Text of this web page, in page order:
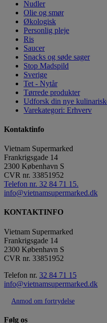
Nudler
Olie og smør
Økologisk
Personlig pleje
Ris
Saucer
Snacks og søde sager
Stop Madspild
Sverige
Tet - Nytår
Tørrede produkter
Udforsk din nye
Varekategori: Erhverv
Kontaktinfo
Vietnam Supermarked
Frankrigsgade 14
2300 København S
CVR nr. 33851952
Telefon nr. 32 84 71 15.
info@vietnamsupermarked.dk
KONTAKTINFO
Vietnam Supermarked
Frankrigsgade 14
2300 København S
CVR nr. 33851952
Telefon nr. 32 84 71 15
info@vietnamsupermarked.dk
Anmod om fortrydelse
Følg os